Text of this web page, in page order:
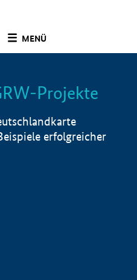
MENÜ
Info
Projekte
erfolgreicher